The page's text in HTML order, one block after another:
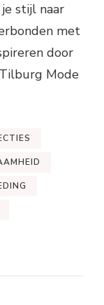
stijl naar
met
door
Mode